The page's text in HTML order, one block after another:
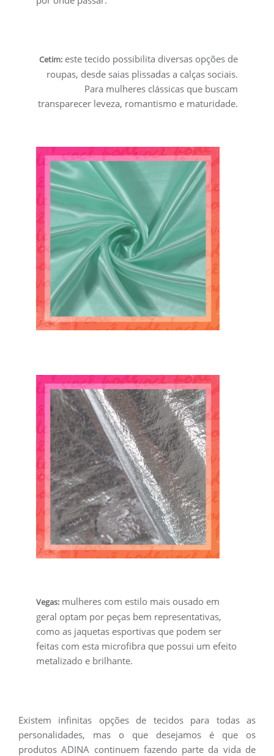
Cetim: este tecido possibilita diversas opções de
roupas, desde saias plissadas a calças sociais.
Para mulheres clássicas que buscam
transparecer leveza, romantismo e maturidade.
Vegas:mulheres com estilo mais ousado em
geral optam por peças bem representativas,
como as jaquetas esportivas que podem ser
feitas com esta microfibra que possui um efeito
metalizado e brilhante.
Existem infinitas opções de tecidos para todas as
personalidades, mas o que desejamos é que os
produtos ADINA continuem fazendo parte da vida de